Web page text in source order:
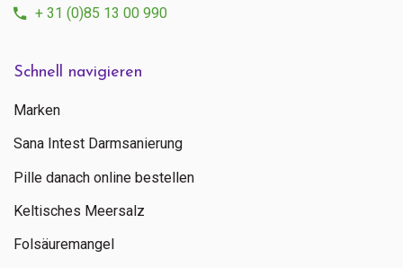
Schnell navigieren
Marken
Sana Intest Darmsanierung
Pille danach online bestellen
Keltisches Meersalz
Folsäuremangel
+ 31 (0)85 13 00 990